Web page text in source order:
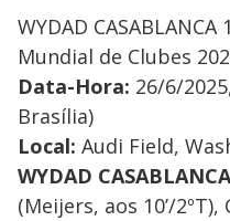
WYDAD CASABLANCA
Mundial de Clubes
Data-Hora: 26/6/
Brasília)
Local: Audi Field,
WYDAD
(Meijers, aos 10’/